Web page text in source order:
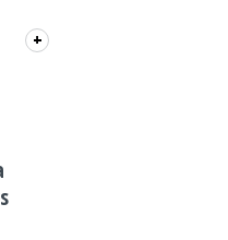
+